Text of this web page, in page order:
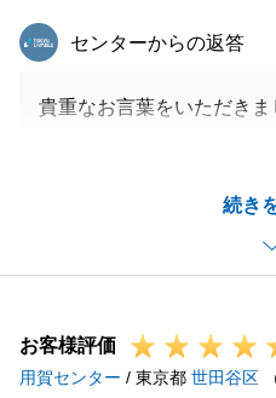
続き
東急リバブル
センターからの返答
貴重なお言葉をいただき
が、４月にならないと費
かったため、ご決済３週
まい大変申し訳ございま
ただけるようにご説明をさ
ました。
お客様評価
用賀センター / 東京都 世田谷区